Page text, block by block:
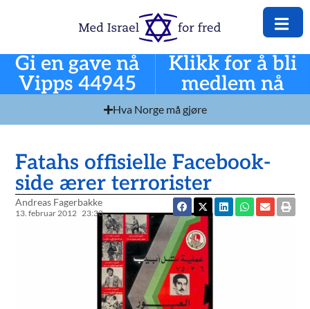
Gi en gave nå
Vipps 44945
Klikk for å bli
medlem nå
Hva Norge må gjøre
Fatahs offisielle Facebook-
side ærer terrorister
Andreas Fagerbakke
13. februar 2012 23:30